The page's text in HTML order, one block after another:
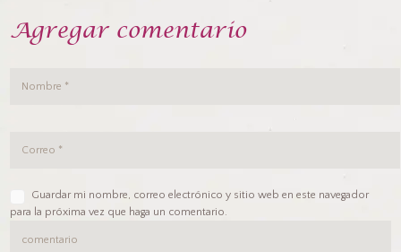
Agregar comentario
Guardar mi nombre, correo electrónico y sitio web en este navegador
para la próxima vez que haga un comentario.